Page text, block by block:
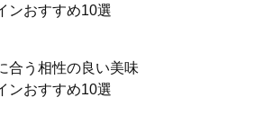
ンおすすめ10選
合う相性の良い美味
ンおすすめ10選